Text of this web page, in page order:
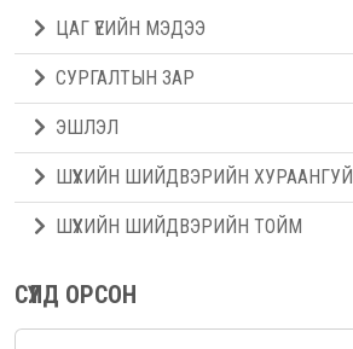
ЦАГ ҮЕИЙН МЭДЭЭ
СУРГАЛТЫН ЗАР
ЭШЛЭЛ
ШҮҮХИЙН ШИЙДВЭРИЙН ХУРААНГУЙ
ШҮҮХИЙН ШИЙДВЭРИЙН ТОЙМ
СҮҮЛД ОРСОН